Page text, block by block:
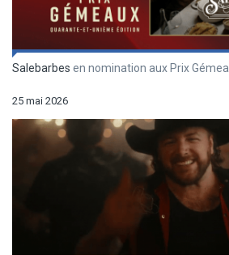
Salebarbes en nomination aux Prix
25 mai 2026